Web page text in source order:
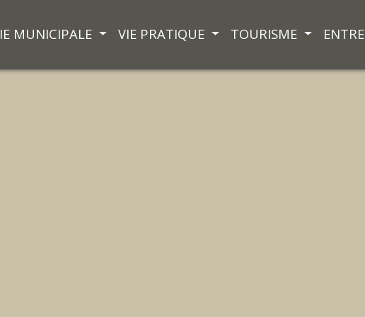
MUNICIPALE VIE PRATIQUE TOURISME